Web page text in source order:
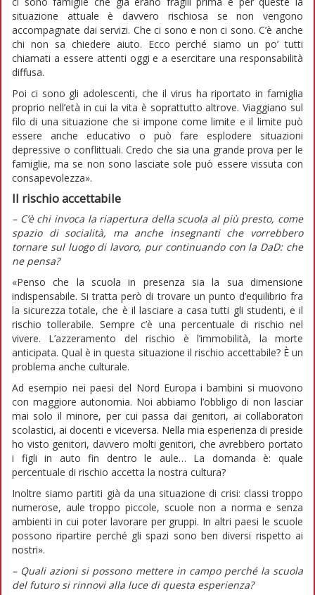
situazione attuale è davvero rischiosa se non vengono
accompagnate dai servizi. Che ci sono e non ci sono. C’è anche
chi non sa chiedere aiuto. Ecco perché siamo un po’ tutti
chiamati a essere attenti oggi e a esercitare una responsabilità
diffusa.
Poi ci sono gli adolescenti, che il virus ha riportato in famiglia
proprio nell’età in cui la vita è soprattutto altrove. Viaggiano sul
filo di una situazione che si impone come limite e il limite può
essere anche educativo o può fare esplodere situazioni
depressive o conflittuali. Credo che sia una grande prova per le
famiglie, ma se non sono lasciate sole può essere vissuta con
consapevolezza».
Il rischio accettabile
– C’è chi invoca la riapertura della scuola al più presto, come
spazio di socialità, ma anche insegnanti che vorrebbero
tornare sul luogo di lavoro, pur continuando con la DaD: che
ne pensa?
«Penso che la scuola in presenza sia la sua dimensione
indispensabile. Si tratta però di trovare un punto d’equilibrio fra
la sicurezza totale, che è il lasciare a casa tutti gli studenti, e il
rischio tollerabile. Sempre c’è una percentuale di rischio nel
vivere. L’azzeramento del rischio è l’immobilità, la morte
anticipata. Qual è in questa situazione il rischio accettabile? È un
problema anche culturale.
Ad esempio nei paesi del Nord Europa i bambini si muovono
con maggiore autonomia. Noi abbiamo l’obbligo di non lasciar
mai solo il minore, per cui passa dai genitori, ai collaboratori
scolastici, ai docenti e viceversa. Nella mia esperienza di preside
ho visto genitori, davvero molti genitori, che avrebbero portato
i figli in auto fin dentro le aule… La domanda è: quale
percentuale di rischio accetta la nostra cultura?
Inoltre siamo partiti già da una situazione di crisi: classi troppo
numerose, aule troppo piccole, scuole non a norma e senza
ambienti in cui poter lavorare per gruppi. In altri paesi le scuole
possono ripartire perché gli spazi sono ben diversi rispetto ai
nostri».
– Quali azioni si possono mettere in campo perché la scuola
del futuro si rinnovi alla luce di questa esperienza?